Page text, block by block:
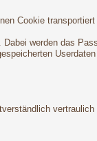
Cookie
werden das